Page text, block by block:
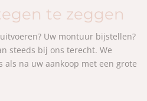
te zeggen
Uw montuur bijstellen?
steeds bij ons terecht. We
als na uw aankoop met een grote